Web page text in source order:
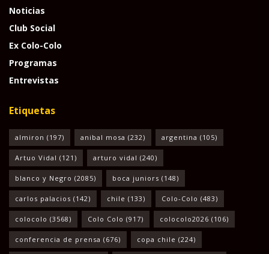
Noticias
Club Social
Ex Colo-Colo
Programas
Entrevistas
Etiquetas
almiron (197) anibal mosa (232) argentina (105)
Artuo Vidal (121) arturo vidal (240)
blanco y Negro (2085) boca juniors (148)
carlos palacios (142) chile (133) Colo-Colo (483)
colocolo (3568) Colo Colo (917) colocolo2026 (106)
conferencia de prensa (676) copa chile (224)